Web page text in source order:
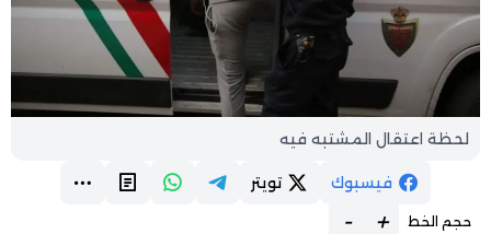
لحظة اعتقال المشتبه فيه
فيسبوك تويتر
حجم الخط +
-